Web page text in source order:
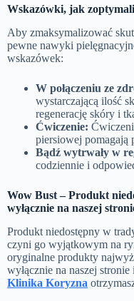
Wskazówki, jak
Aby zmaksymalizować
pewne nawyki
wskazówek:
W połączeniu ze
wystarczającą ilość
regenerację skóry i
Ćwiczenie:
piersiowej pomagają
Bądź wytrwały w
codziennie i
Wow Bust– Produkt
wyłącznie na naszej
Produkt niedostępny w
czyni go wyjątkowym na
oryginalne produkty
wyłącznie na naszej
Klinika Koryzna